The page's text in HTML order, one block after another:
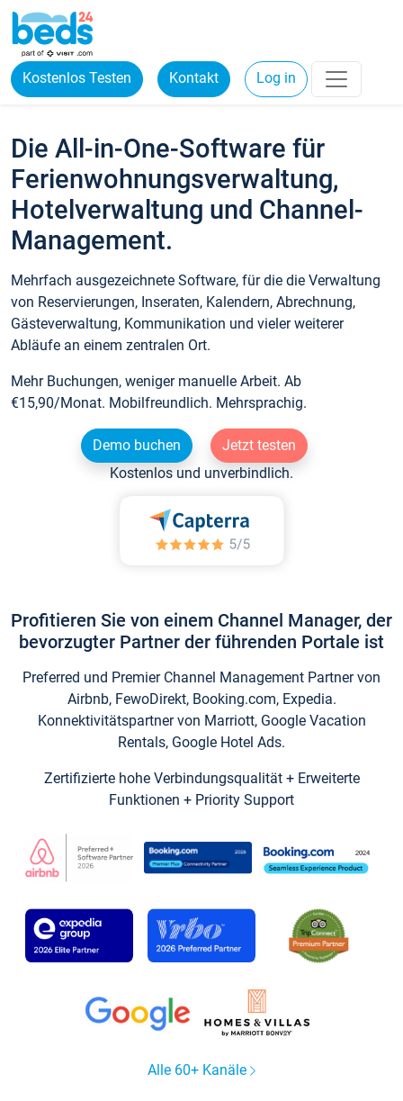
Kostenlos Testen Kontakt Log in
Die All-in-One-Software für
Ferienwohnungsverwaltung,
Hotelverwaltung und Channel-
Management.
Mehrfach ausgezeichnete Software, für die die Verwaltung
von Reservierungen, Inseraten, Kalendern, Abrechnung,
Gästeverwaltung, Kommunikation und vieler weiterer
Abläufe an einem zentralen Ort.
Mehr Buchungen, weniger manuelle Arbeit. Ab
€15,90/Monat. Mobilfreundlich. Mehrsprachig.
Demo buchen
Jetzt testen
Kostenlos und unverbindlich.
Profitieren Sie von einem Channel Manager, der
bevorzugter Partner der führenden Portale ist
Preferred und Premier Channel Management Partner von
Airbnb, FewoDirekt, Booking.com, Expedia.
Konnektivitätspartner von Marriott, Google Vacation
Rentals, Google Hotel Ads.
Zertifizierte hohe Verbindungsqualität + Erweiterte
Funktionen + Priority Support
Alle 60+ Kanäle